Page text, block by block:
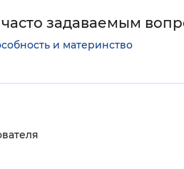
задаваемым
и материнство